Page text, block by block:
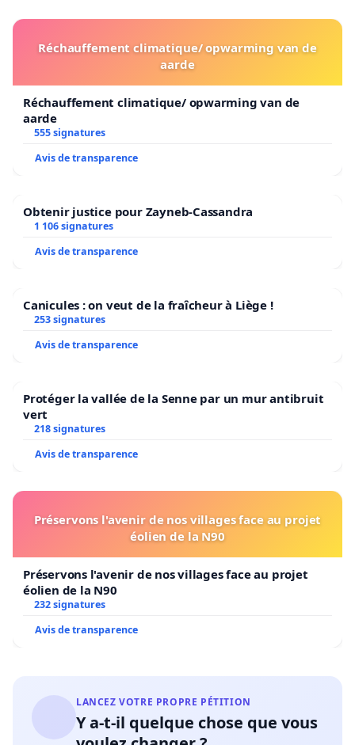
Réchauffement climatique/ opwarming van de
aarde
Réchauffement climatique/ opwarming van de
aarde
555 signatures
Avis de transparence
Obtenir justice pour Zayneb-Cassandra
1 106 signatures
Avis de transparence
Canicules : on veut de la fraîcheur à Liège !
253 signatures
Avis de transparence
Protéger la vallée de la Senne par un mur antibruit
vert
218 signatures
Avis de transparence
Préservons l'avenir de nos villages face au projet
éolien de la N90
Préservons l'avenir de nos villages face au projet
éolien de la N90
232 signatures
Avis de transparence
LANCEZ VOTRE PROPRE PÉTITION
Y a-t-il quelque chose que vous